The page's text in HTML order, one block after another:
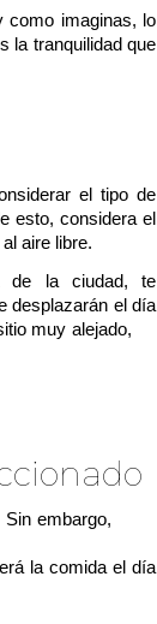
como imaginas, lo
la tranquilidad que
el tipo de
esto, considera el
aire libre.
de la ciudad, te
desplazarán el día
muy alejado,
embargo,
la comida el día